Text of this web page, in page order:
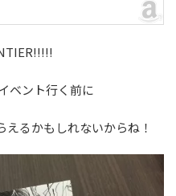
ベント行く前に
るかもしれないからね！